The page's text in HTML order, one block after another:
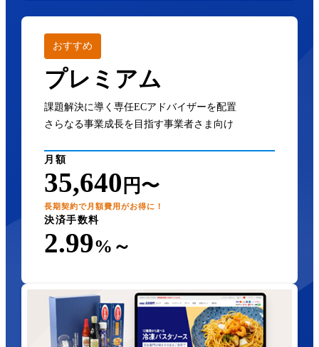
おすすめ
プレミアム
課題解決に導く専任ECアドバイザーを配置
さらなる事業成長を目指す事業者さま向け
月額
35,640 円〜
長期契約で月額費用がお得に！
決済手数料
2.99%～